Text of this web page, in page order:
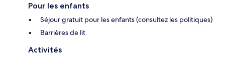
Pour les enfants
Séjour gratuit pour les enfants (consultez les politiques)
Barrières de lit
Activités